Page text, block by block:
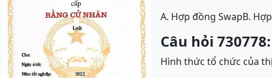
A. Hợp đồng SwapB.
Câu hỏi 730778:
Hình thức tổ chức của